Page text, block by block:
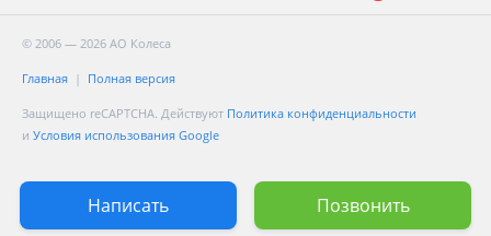
Написать Позвонить
© 2006 — 2026 АО Колеса
Главная Полная версия
Защищено reCAPTCHA. Действуют Политика конфиденциальности
и Условия использования Google